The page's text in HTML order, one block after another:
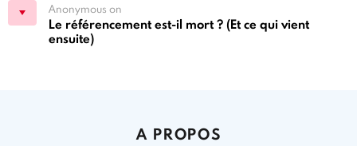
Anonymous on
Le référencement est-il mort ? (Et ce qui vient
ensuite)
A PROPOS